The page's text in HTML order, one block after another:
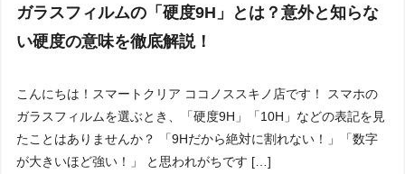
ガラスフィルムの「硬度9H」とは？意外と知らな
い硬度の意味を徹底解説！
こんにちは！スマートクリア ココノススキノ店です！ スマホの
ガラスフィルムを選ぶとき、「硬度9H」「10H」などの表記を見
たことはありませんか？ 「9Hだから絶対に割れない！」「数字
が大きいほど強い！」 と思われがちです […]